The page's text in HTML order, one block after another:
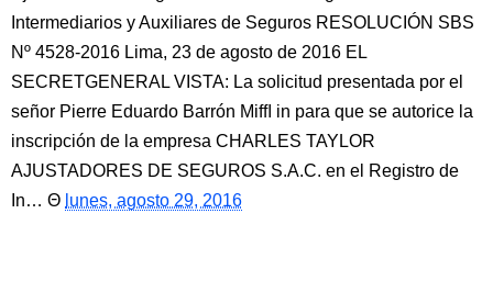
Intermediarios y Auxiliares de Seguros RESOLUCIÓN SBS
Nº 4528-2016 Lima, 23 de agosto de 2016 EL
SECRETGENERAL VISTA: La solicitud presentada por el
señor Pierre Eduardo Barrón Mifﬂ in para que se autorice la
inscripción de la empresa CHARLES TAYLOR
AJUSTADORES DE SEGUROS S.A.C. en el Registro de
In…
lunes, agosto 29, 2016